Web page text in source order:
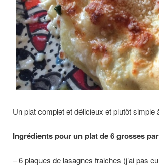
Un plat complet et délicieux et plutôt simple
Ingrédients pour un plat de 6 grosses
– 6 plaques de lasagnes fraiches (j’ai pas